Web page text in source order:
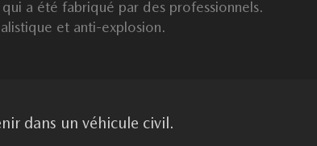
a été fabriqué par des professionnels.
et anti-explosion.
dans un véhicule civil.